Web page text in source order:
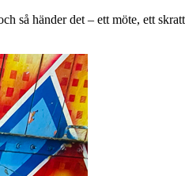
så händer det – ett möte, ett